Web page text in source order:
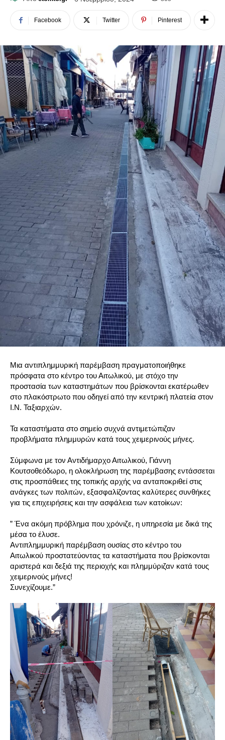
Facebook Twitter Pinterest
Μια αντιπλημμυρική παρέμβαση πραγματοποιήθηκε
πρόσφατα στο κέντρο του Αιτωλικού, με στόχο την
προστασία των καταστημάτων που βρίσκονται εκατέρωθεν
στο πλακόστρωτο που οδηγεί από την κεντρική πλατεία στον
Ι.Ν. Ταξιαρχών.
Τα καταστήματα στο σημείο συχνά αντιμετώπιζαν
προβλήματα πλημμυρών κατά τους χειμερινούς μήνες.
Σύμφωνα με τον Αντιδήμαρχο Αιτωλικού, Γιάννη
Κουτσοθεόδωρο, η ολοκλήρωση της παρέμβασης εντάσσεται
στις προσπάθειες της τοπικής αρχής να ανταποκριθεί στις
ανάγκες των πολιτών, εξασφαλίζοντας καλύτερες συνθήκες
για τις επιχειρήσεις και την ασφάλεια των κατοίκων:
” Ένα ακόμη πρόβλημα που χρόνιζε, η υπηρεσία με δικά της
μέσα το έλυσε.
Αντιπλημμυρική παρέμβαση ουσίας στο κέντρο του
Αιτωλικού προστατεύοντας τα καταστήματα που βρίσκονται
αριστερά και δεξιά της περιοχής και πλημμύριζαν κατά τους
χειμερινούς μήνες!
Συνεχίζουμε.”